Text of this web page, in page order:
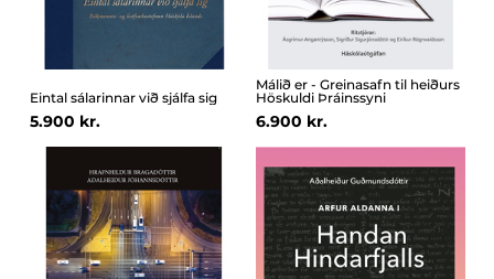
Eintal sálarinnar við sjálfa sig
5.900 kr.
Málið er - Greinasafn til heiðurs
Höskuldi Þráinssyni
6.900 kr.